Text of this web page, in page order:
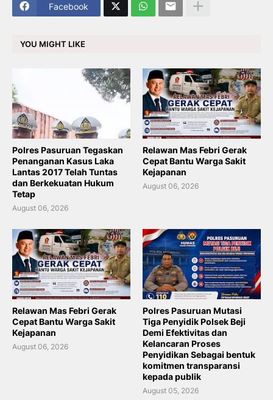
Facebook
YOU MIGHT LIKE
Polres Pasuruan Tegaskan
Penanganan Kasus Laka
Lantas 2017 Telah Tuntas
dan Berkekuatan Hukum
Tetap
August 06, 2026
Relawan Mas Febri Gerak
Cepat Bantu Warga Sakit
Kejapanan
August 06, 2026
Relawan Mas Febri Gerak
Cepat Bantu Warga Sakit
Kejapanan
August 06, 2026
Polres Pasuruan Mutasi
Tiga Penyidik Polsek Beji
Demi Efektivitas dan
Kelancaran Proses
Penyidikan Sebagai bentuk
komitmen transparansi
kepada publik
August 05, 2026